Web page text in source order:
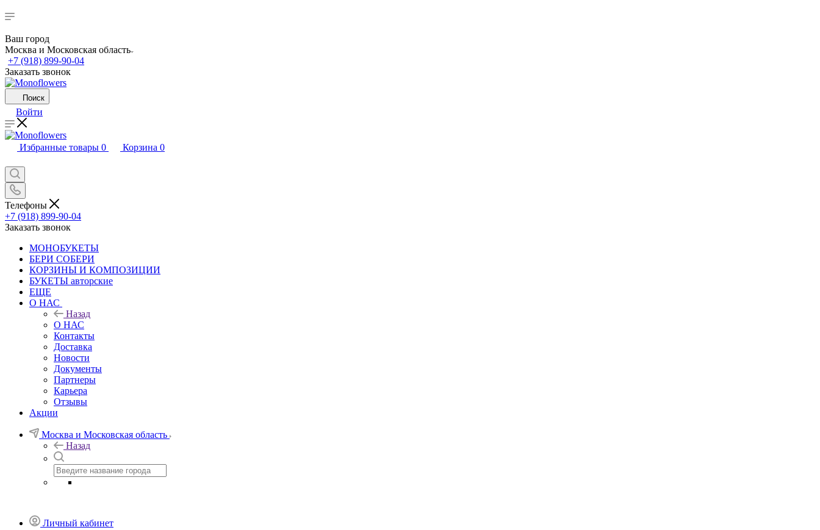
Ваш город
Москва и Московская область
+7 (918) 899-90-04
Заказать звонок
Поиск
Войти
Избранные товары 0 Корзина 0
Телефоны
+7 (918) 899-90-04
Заказать звонок
МОНОБУКЕТЫ
БЕРИ СОБЕРИ
КОРЗИНЫ И КОМПОЗИЦИИ
БУКЕТЫ авторские
ЕЩЕ
О НАС
Назад
О НАС
Контакты
Доставка
Новости
Документы
Партнеры
Карьера
Отзывы
Акции
Москва и Московская область
Назад
Личный кабинет